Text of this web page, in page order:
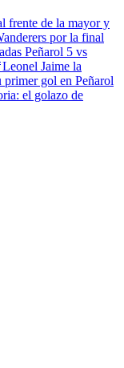
frente de la mayor y
por la final
Peñarol 5 vs
Jaime la
gol en Peñarol
el golazo de